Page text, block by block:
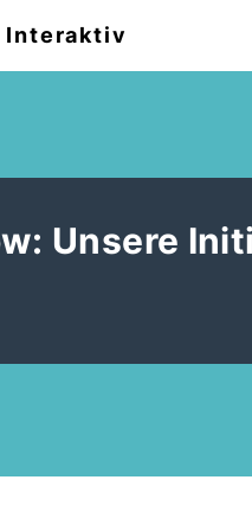
Interaktiv
Unsere